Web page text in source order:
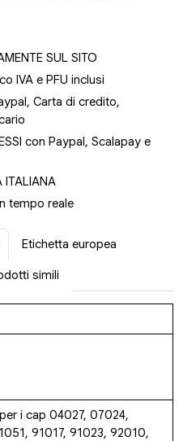
SUL SITO
IVA e PFU inclusi
Carta di credito,
con Paypal, Scalapay e
ITALIANA
tempo reale
Etichetta europea
simili
per i cap 04027, 07024,
91017, 91023, 92010,